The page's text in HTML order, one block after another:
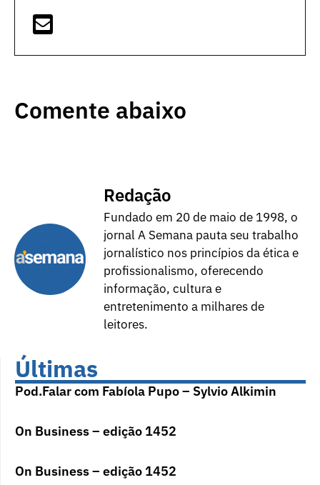
Comente abaixo
Redação
Fundado em 20 de maio de 1998, o
jornal A Semana pauta seu trabalho
jornalístico nos princípios da ética e
profissionalismo, oferecendo
informação, cultura e
entretenimento a milhares de
leitores.
Últimas
Pod.Falar com Fabíola Pupo – Sylvio Alkimin
On Business – edição 1452
On Business – edição 1452